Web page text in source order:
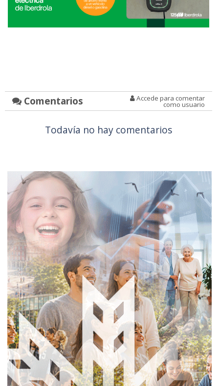
Comentarios Accede para comentar
como usuario
Todavía no hay comentarios